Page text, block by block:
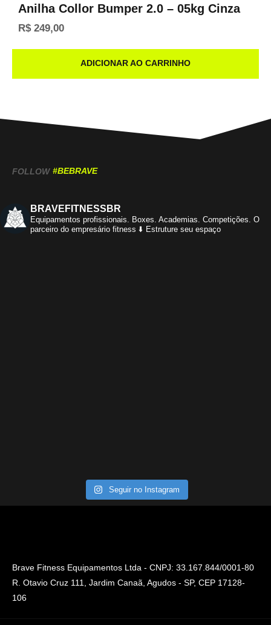
Anilha Collor Bumper 2.0 – 05kg Cinza
R$249,00
ADICIONAR AO CARRINHO
FOLLOW #BEBRAVE
BRAVEFITNESSBR
Equipamentos profissionais. Boxes. Academias. Competições. O
parceiro do empresário fitness ⬇️ Estruture seu espaço
Seguir no Instagram
Brave Fitness Equipamentos Ltda - CNPJ: 33.167.844/0001-80
R. Otavio Cruz 111, Jardim Canaã, Agudos - SP, CEP 17128-
106